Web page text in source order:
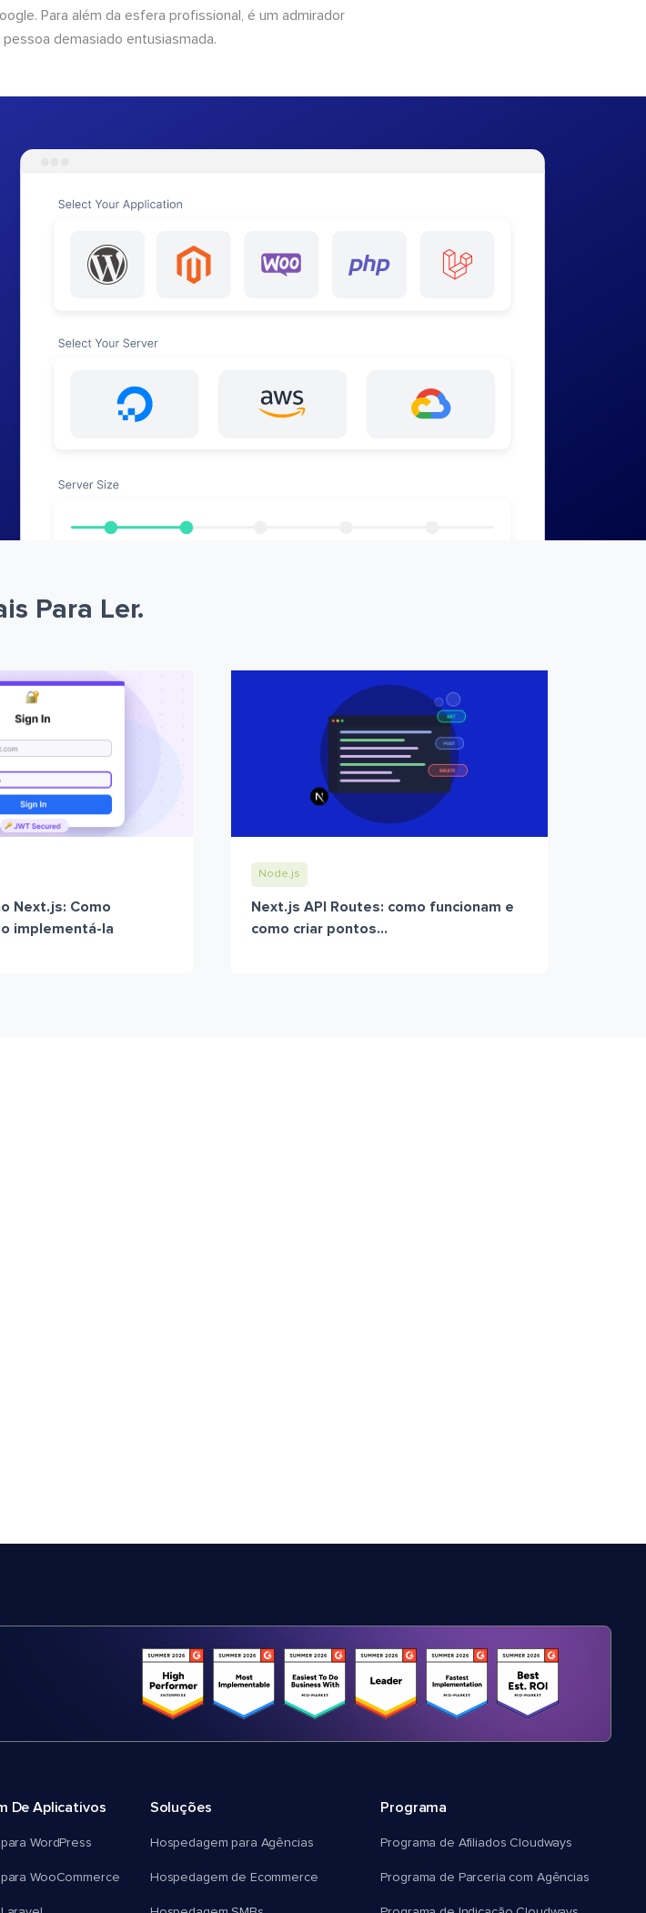
Para além da esfera profissional, é um admirador
demasiado entusiasmada.
Para Ler.
Next.js: Como
implementá-la
Node.js
Next.js API Routes: como funcionam e
como criar pontos...
De Aplicativos
WordPress
WooCommerce
Soluções
Hospedagem para Agências
Hospedagem de Ecommerce
Programa
Programa de Afiliados Cloudways
Programa de Parceria com Agências